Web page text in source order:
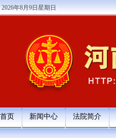
2026年8月9日星期日
首页 新闻中心 法院简介